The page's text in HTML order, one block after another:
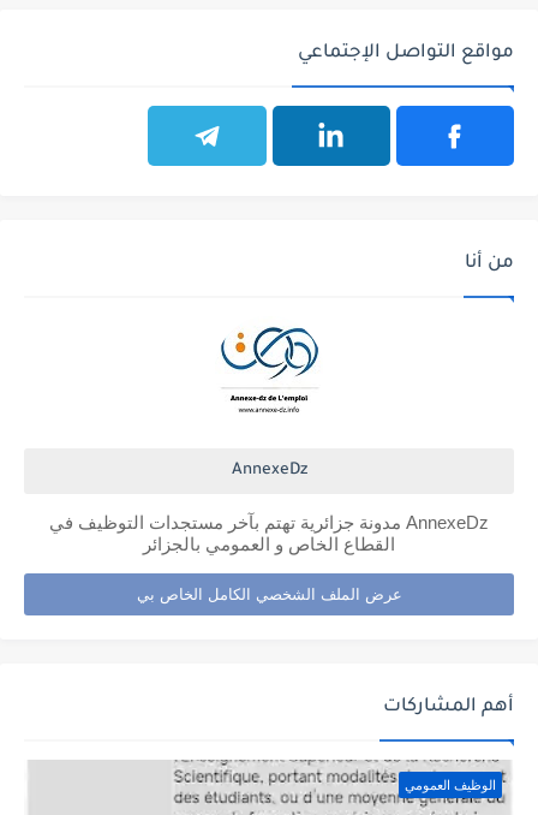
مواقع التواصل الإجتماعي
من أنا
AnnexeDz
AnnexeDz مدونة جزائرية تهتم بآخر مستجدات التوظيف في
القطاع الخاص و العمومي بالجزائر
عرض الملف الشخصي الكامل الخاص بي
أهم المشاركات
الوظيف العمومي